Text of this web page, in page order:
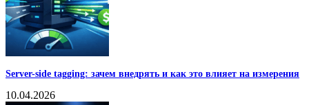
Server-side tagging: зачем внедрять и как это влияет на измерения
10.04.2026